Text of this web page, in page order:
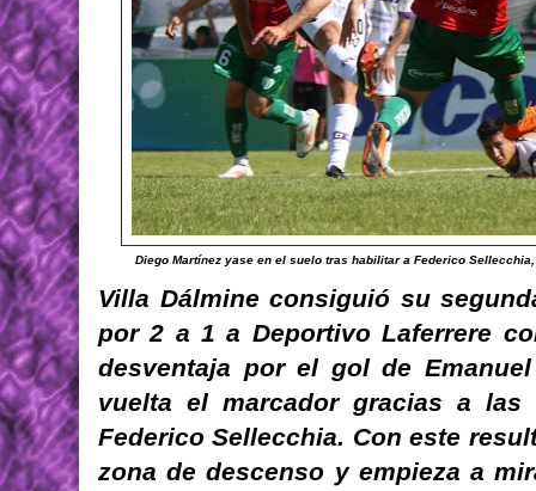
Diego Martínez yase en el suelo tras habilitar a Federico
Villa Dálmine consiguió su
por 2 a 1 a Deportivo Laferrere
desventaja por el gol de
vuelta el marcador gracias a
Federico Sellecchia. Con este
zona de descenso y empieza a